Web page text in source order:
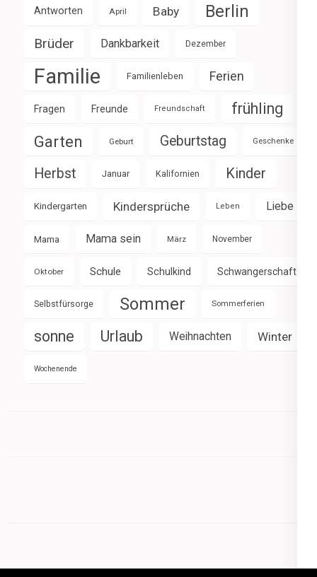
Antworten April Baby Berlin
Brüder Dankbarkeit Dezember
Familie Familienleben Ferien
Fragen Freunde Freundschaft frühling
Garten Geburt Geburtstag Geschenke
Herbst Januar Kalifornien Kinder
Kindergarten Kindersprüche Leben Liebe
Mama Mama sein März November
Oktober Schule Schulkind Schwangerschaft
Selbstfürsorge Sommer Sommerferien
sonne Urlaub Weihnachten Winter
Wochenende